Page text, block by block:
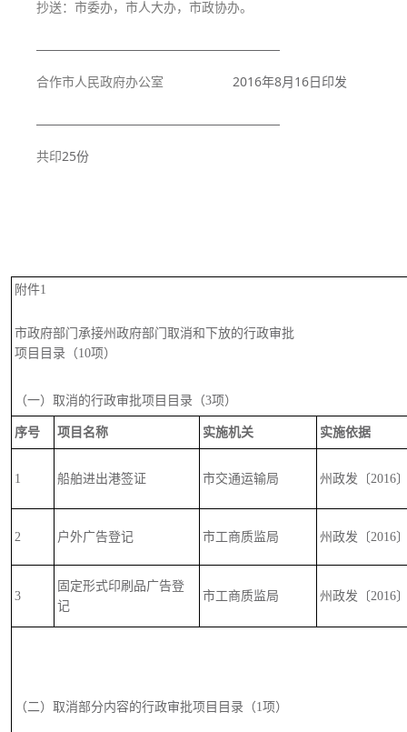
抄送：市委办，市人大办，市政协办。
合作市人民政府办公室 2016年8月16日印发
共印25份
附件1
市政府部门承接州政府部门取消和下放的行政审批
项目目录（10项）
（一）取消的行政审批项目目录（3项）
序号 项目名称 实施机关 实施依据
1 船舶进出港签证 市交通运输局 州政发〔2016
2 户外广告登记 市工商质监局 州政发〔2016
3
固定形式印刷品广告登
记
市工商质监局 州政发〔2016
（二）取消部分内容的行政审批项目目录（1项）